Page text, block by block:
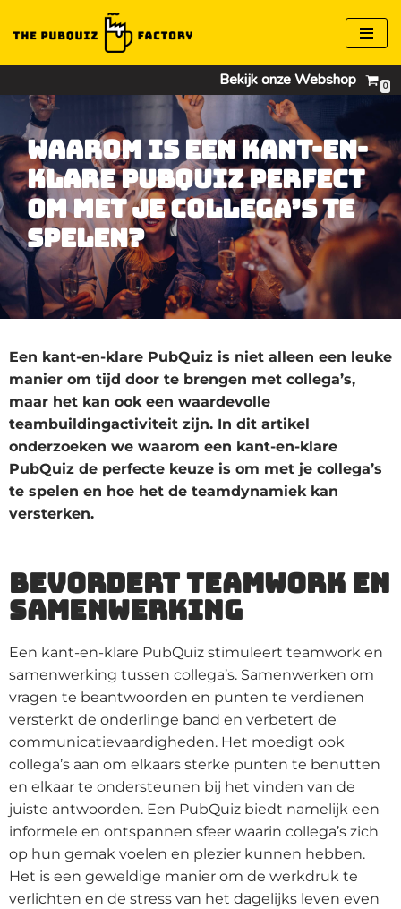
naar
de
inhoud
Bekijk onze Webshop 0
Waarom is een kant-en-
klare PubQuiz perfect
om met je collega’s te
spelen?
Een kant-en-klare PubQuiz is niet alleen een leuke
manier om tijd door te brengen met collega’s,
maar het kan ook een waardevolle
teambuildingactiviteit zijn. In dit artikel
onderzoeken we waarom een kant-en-klare
PubQuiz de perfecte keuze is om met je collega’s
te spelen en hoe het de teamdynamiek kan
versterken.
Bevordert teamwork en
samenwerking
Een kant-en-klare PubQuiz stimuleert teamwork en
samenwerking tussen collega’s. Samenwerken om
vragen te beantwoorden en punten te verdienen
versterkt de onderlinge band en verbetert de
communicatievaardigheden. Het moedigt ook
collega’s aan om elkaars sterke punten te benutten
en elkaar te ondersteunen bij het vinden van de
juiste antwoorden. Een PubQuiz biedt namelijk een
informele en ontspannen sfeer waarin collega’s zich
op hun gemak voelen en plezier kunnen hebben.
Het is een geweldige manier om de werkdruk te
verlichten en de stress van het dagelijks leven even